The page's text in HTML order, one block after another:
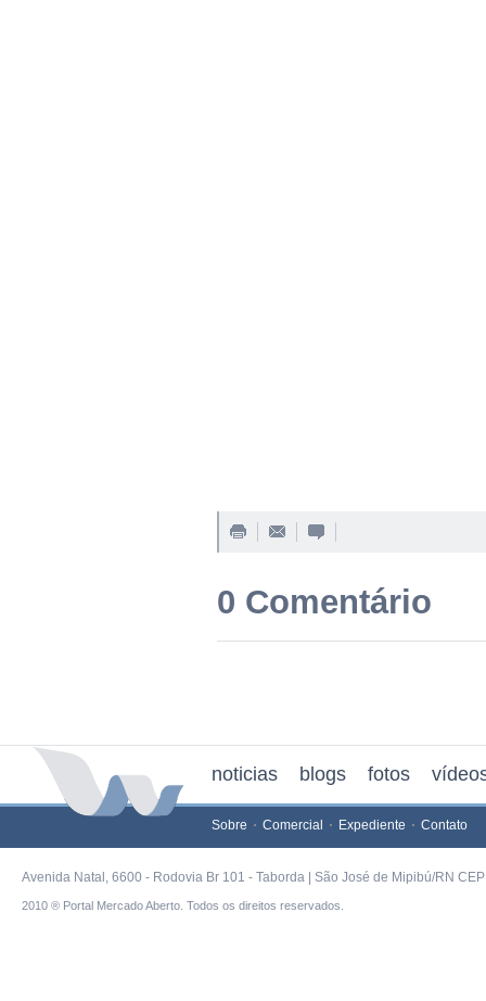
0 Comentário
noticias blogs fotos
Sobre Comercial Expediente Contato
Avenida Natal, 6600 - Rodovia Br 101 - Taborda | São José de Mipibú/RN
2010 ® Portal Mercado Aberto. Todos os direitos reservados.